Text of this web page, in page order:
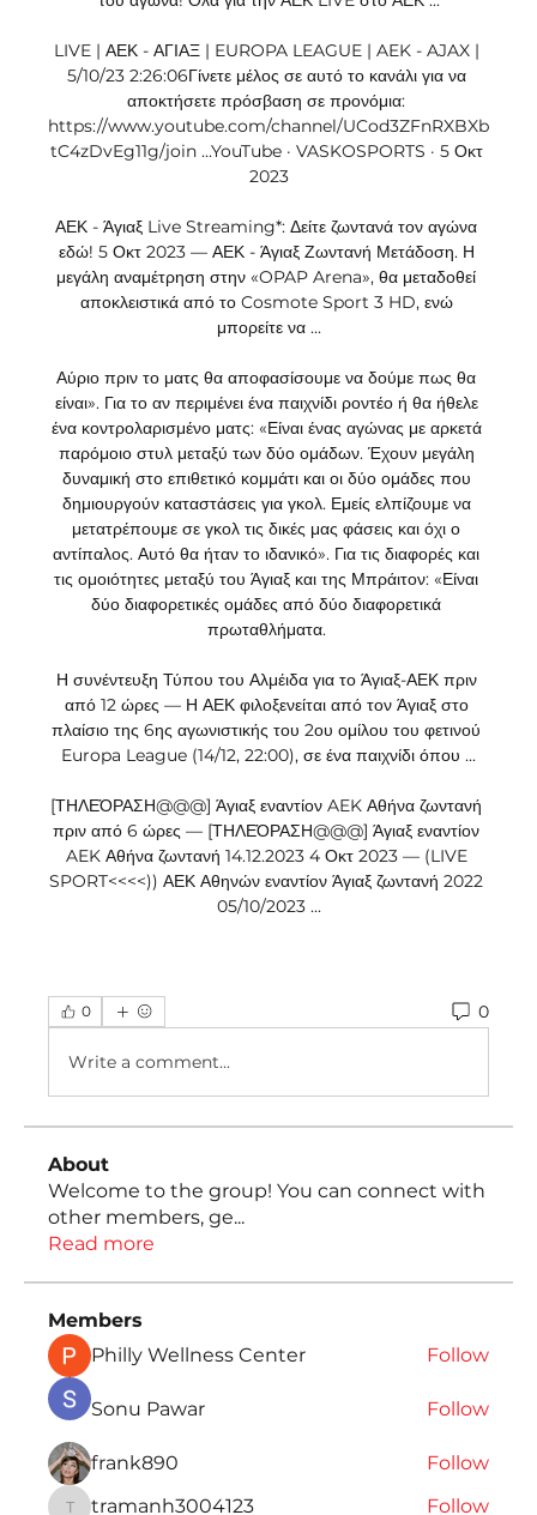
LIVE | ΑΕΚ - ΑΓΙΑΞ | EUROPA LEAGUE | AEK - AJAX |
5/10/23 2:26:06Γίνετε μέλος σε αυτό το κανάλι για να
αποκτήσετε πρόσβαση σε προνόμια:
https://www.youtube.com/channel/UCod3ZFnRXBXb
tC4zDvEg11g/join ...YouTube · VASKOSPORTS · 5 Οκτ
2023
ΑΕΚ - Άγιαξ Live Streaming*: Δείτε ζωντανά τον αγώνα
εδώ! 5 Οκτ 2023 — ΑΕΚ - Άγιαξ Ζωντανή Μετάδοση. Η
μεγάλη αναμέτρηση στην «OPAP Arena», θα μεταδοθεί
αποκλειστικά από το Cosmote Sport 3 HD, ενώ
μπορείτε να ...
Αύριο πριν το ματς θα αποφασίσουμε να δούμε πως θα
είναι». Για το αν περιμένει ένα παιχνίδι ροντέο ή θα ήθελε
ένα κοντρολαρισμένο ματς: «Είναι ένας αγώνας με αρκετά
παρόμοιο στυλ μεταξύ των δύο ομάδων. Έχουν μεγάλη
δυναμική στο επιθετικό κομμάτι και οι δύο ομάδες που
δημιουργούν καταστάσεις για γκολ. Εμείς ελπίζουμε να
μετατρέπουμε σε γκολ τις δικές μας φάσεις και όχι ο
αντίπαλος. Αυτό θα ήταν το ιδανικό». Για τις διαφορές και
τις ομοιότητες μεταξύ του Άγιαξ και της Μπράιτον: «Είναι
δύο διαφορετικές ομάδες από δύο διαφορετικά
πρωταθλήματα.
Η συνέντευξη Τύπου του Αλμέιδα για το Άγιαξ-ΑΕΚ πριν
από 12 ώρες — Η ΑΕΚ φιλοξενείται από τον Άγιαξ στο
πλαίσιο της 6ης αγωνιστικής του 2ου ομίλου του φετινού
Europa League (14/12, 22:00), σε ένα παιχνίδι όπου ...
[ΤΗΛΕΌΡΑΣΗ@@@] Άγιαξ εναντίον AEK Αθήνα ζωντανή
πριν από 6 ώρες — [ΤΗΛΕΌΡΑΣΗ@@@] Άγιαξ εναντίον
AEK Αθήνα ζωντανή 14.12.2023 4 Οκτ 2023 — (LIVE
SPORT<<<<)) ΑΕΚ Αθηνών εναντίον Άγιαξ ζωντανή 2022
05/10/2023 ...
0 0
Write a comment...
About
Welcome to the group! You can connect with
other members, ge...
Read more
Members
Philly Wellness Center
Follow
Sonu Pawar Follow
frank890 Follow
tramanh3004123 Follow